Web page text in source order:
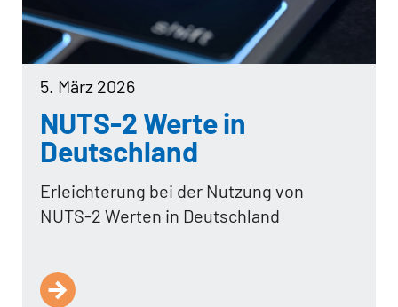
5. März 2026
NUTS-2 Werte in
Deutschland
Erleichterung bei der Nutzung von
NUTS-2 Werten in Deutschland